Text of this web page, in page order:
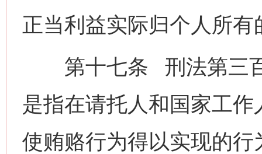
正当利益实际归个人所
第十七条 刑法第三百
是指在请托人和国家工
使贿赂行为得以实现的行